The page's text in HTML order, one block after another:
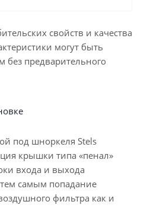
свойств и качества
могут быть
без предварительного
под шноркеля Stels
крышки типа «пенал»
входа и выхода
самым попадание
фильтра как и